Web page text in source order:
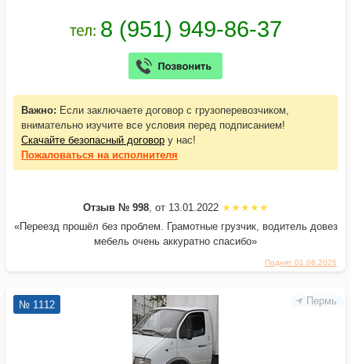
Поднят 01.08.2026
Важно: Если заключаете договор с грузоперевозчиком,
внимательно изучите все условия перед подписанием!
Скачайте безопасный договор у нас!
Пожаловаться на исполнителя
Отзыв № 998, от 13.01.2022
«Переезд прошёл без проблем. Грамотные грузчик, водитель довез
мебель очень аккуратно спасибо»
Пермь
№ 1112